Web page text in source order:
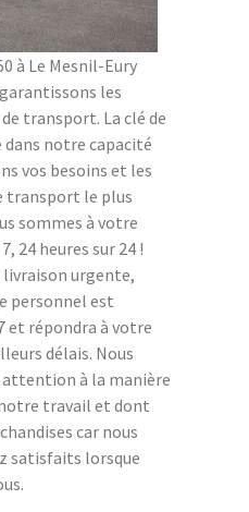
à Le Mesnil-Eury
les
transport. La clé de
dans notre capacité
vos besoins et les
transport le plus
sommes à votre
24 heures sur 24 !
livraison urgente,
personnel est
et répondra à votre
délais. Nous
attention à la manière
travail et dont
car nous
satisfaits lorsque